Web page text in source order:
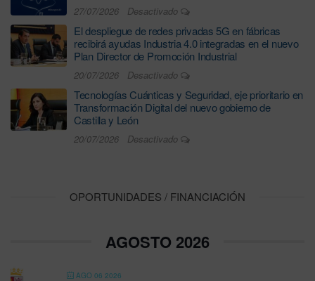
27/07/2026 Desactivado
El despliegue de redes privadas 5G en fábricas
recibirá ayudas Industria 4.0 integradas en el nuevo
Plan Director de Promoción Industrial
20/07/2026 Desactivado
Tecnologías Cuánticas y Seguridad, eje prioritario en
Transformación Digital del nuevo gobierno de
Castilla y León
20/07/2026 Desactivado
OPORTUNIDADES / FINANCIACIÓN
AGOSTO 2026
AGO 06 2026